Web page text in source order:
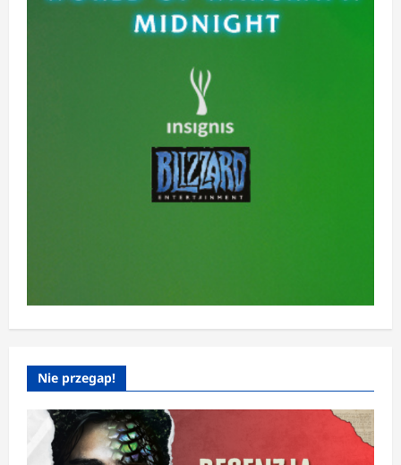
Nie przegap!